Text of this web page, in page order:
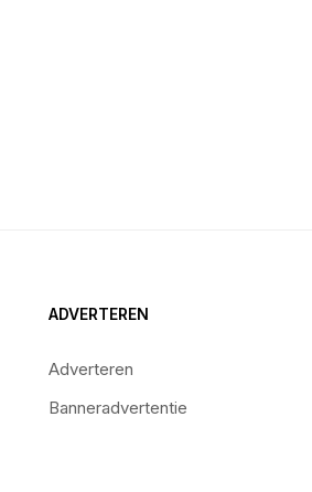
ADVERTEREN
Adverteren
Banneradvertentie